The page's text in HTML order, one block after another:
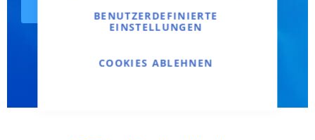
BENUTZERDEFINIERTE
EINSTELLUNGEN
COOKIES ABLEHNEN
Kontaktiere uns